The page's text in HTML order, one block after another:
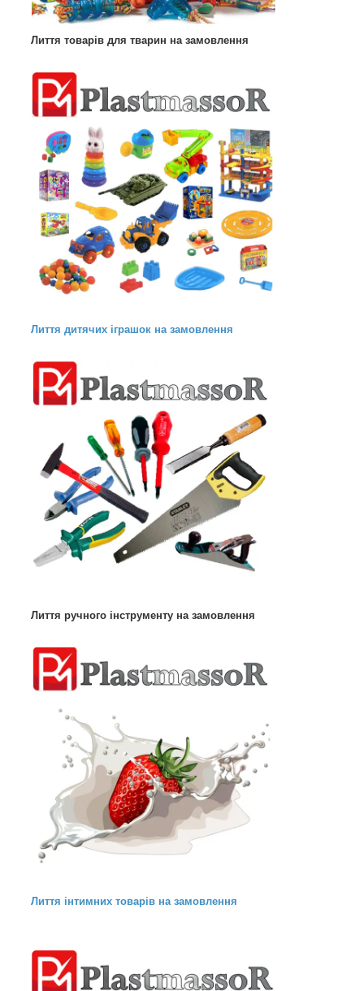
Лиття товарів для тварин на замовлення
Лиття дитячих іграшок на замовлення
Лиття ручного інструменту на замовлення
Лиття інтимних товарів на замовлення